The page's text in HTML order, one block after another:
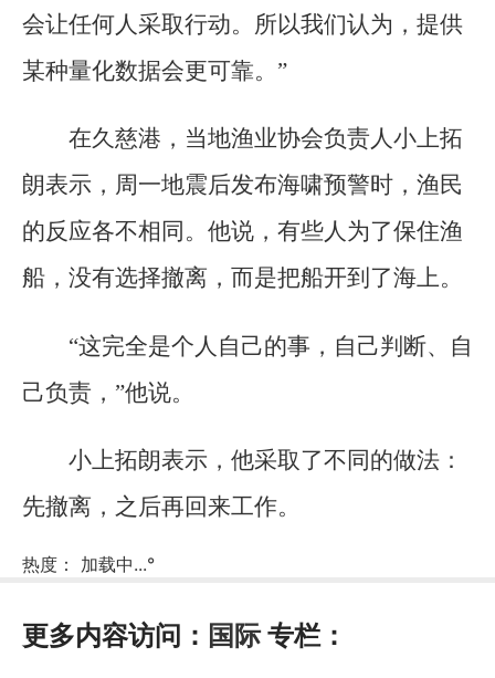
会让任何人采取行动。所以我们认为，提供
某种量化数据会更可靠。”
在久慈港，当地渔业协会负责人小上拓
朗表示，周一地震后发布海啸预警时，渔民
的反应各不相同。他说，有些人为了保住渔
船，没有选择撤离，而是把船开到了海上。
“这完全是个人自己的事，自己判断、自
己负责，”他说。
小上拓朗表示，他采取了不同的做法：
先撤离，之后再回来工作。
热度： 加载中...°
更多内容访问： 国际专栏：